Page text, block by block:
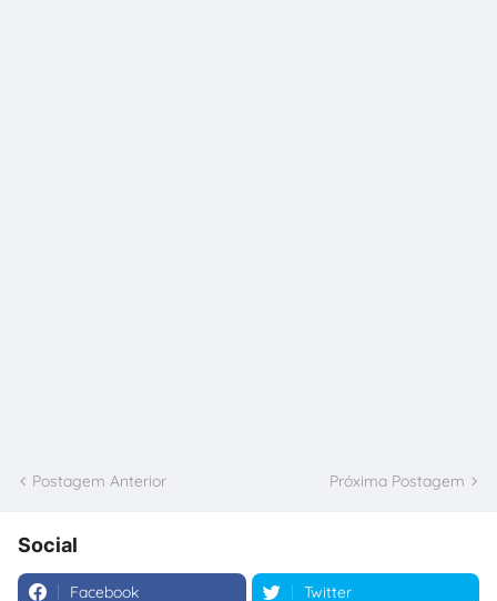
Postagem Anterior Próxima Postagem
Social
Facebook Twitter